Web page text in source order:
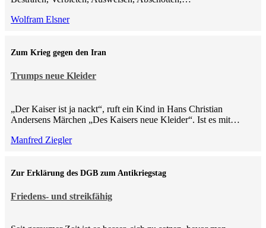
Wolfram Elsner
Trumps neue Kleider
Zum Krieg gegen den Iran
„Der Kaiser ist ja nackt“, ruft ein Kind in Hans Christian
Andersens Märchen „Des Kaisers neue Kleider“. Ist es mit…
Manfred Ziegler
Friedens- und streikfähig
Zur Erklärung des DGB zum Antikriegstag